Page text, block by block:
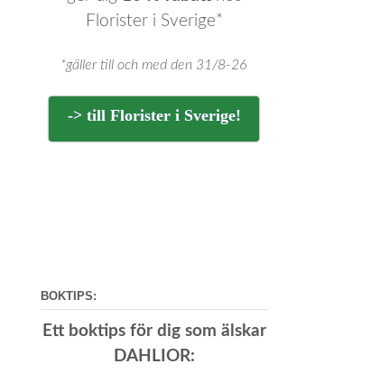
Florister i Sverige*
*gäller till och med den 31/8-26
-> till Florister i Sverige!
BOKTIPS:
Ett boktips för dig som älskar
DAHLIOR: